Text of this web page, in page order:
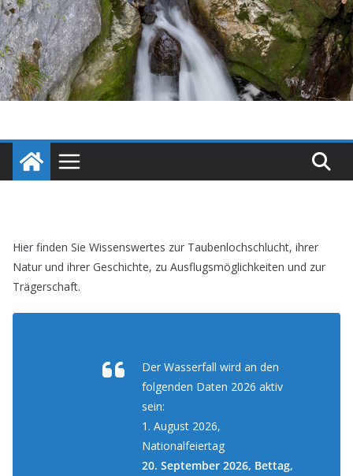
Skip
to
content
Hier finden Sie Wissenswertes zur Taubenlochschlucht, ihrer
Natur und ihrer Geschichte, zu Ausflugsmöglichkeiten und zur
Trägerschaft.
Der Wasserfall wird an den
folgenden Daten 2026 aktiv
sein:
1. August 2026,
Nationalfeiertag
20. September 2026, Bettag,